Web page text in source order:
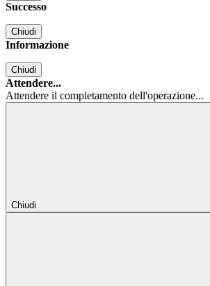
Successo
Chiudi
Informazione
Chiudi
Attendere...
Attendere il completamento dell'operazione...
Chiudi